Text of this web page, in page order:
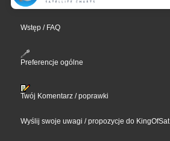
Wstęp / FAQ
Preferencje ogólne
Twój Komentarz / poprawki
Wyślij swoje uwagi / propozycje do KingOfSat